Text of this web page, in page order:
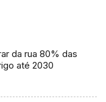
da rua 80% das
até 2030